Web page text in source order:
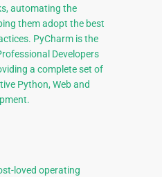
automating the
them adopt the best
PyCharm is the
Developers
a complete set of
Python, Web and
loved operating